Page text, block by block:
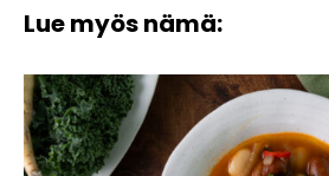
Lue myös nämä: